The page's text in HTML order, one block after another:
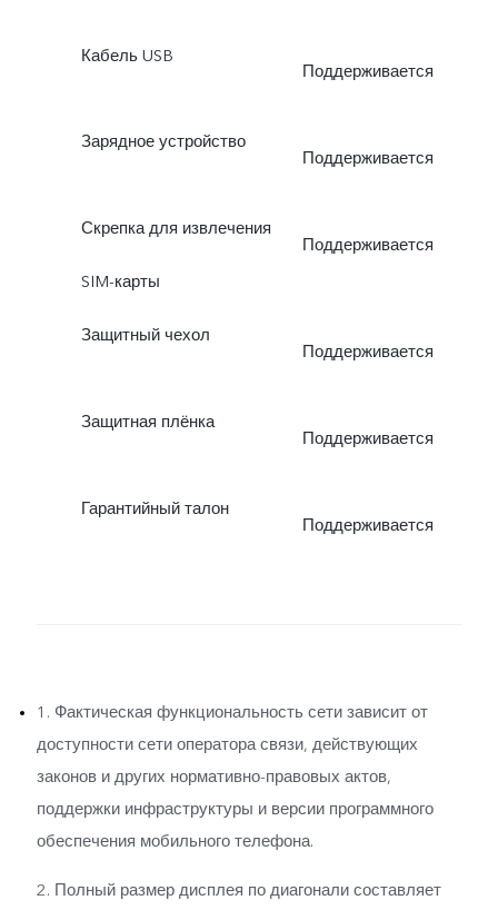
Кабель USB
Поддерживается
Зарядное устройство
Поддерживается
Скрепка для извлечения
SIM-карты
Поддерживается
Защитный чехол
Поддерживается
Защитная плёнка
Поддерживается
Гарантийный талон
Поддерживается
1. Фактическая функциональность сети зависит от
доступности сети оператора связи, действующих
законов и других нормативно-правовых актов,
поддержки инфраструктуры и версии программного
обеспечения мобильного телефона.
2. Полный размер дисплея по диагонали составляет